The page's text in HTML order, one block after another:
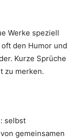
Werke speziell
den Humor und
Kurze Sprüche
zu merken.
selbst
gemeinsamen